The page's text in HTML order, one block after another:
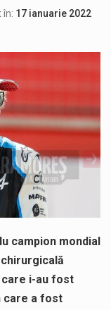
Municipiul Baia Mare, prin Serviciul Public Comunitar Local de Evidență a Persoanelor - Serviciul Evidența Persoanelor, îi informează pe cetățenii…
Tot mai multi băimăreni semnalează prezența cersetorilor de etnie romă pe raza municipiului. Orasul este la propriu impânzit de ei…
Liceul Ucrainean „Taras Șevcenko” din Sighetu Marmației, singurul liceu din România cu predare în limba ucraineană, are potențialul de a-și…
Proiectul pentru reconstrucția definitivă a podului peste râul Săsar din Baia Mare avansează într-o nouă etapă concretă. După asigurarea finanțării…
COD GALBEN. Interval de valabilitate: 07 august, ora 12.00 – 07 august, ora 23.00 / Fenomene vizate: instabilitate atmosferică, intensificări…
în: 17 ianuarie 2022
campion mondial
i-au fost
care a fost